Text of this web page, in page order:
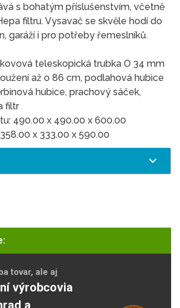
s bohatým příslušenstvím, včetně
filtru. Vysavač se skvěle hodí do
garáží i pro potřeby řemeslníků.
teleskopická trubka O 34 mm
až o 86 cm, podlahová hubice
hubice, prachový sáček,
filtr
490.00 x 490.00 x 600.00
x 333.00 x 590.00
tovar, ale aj
výrobcovia
a